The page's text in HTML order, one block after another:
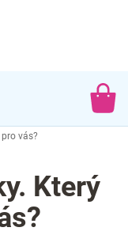
vás?
Který